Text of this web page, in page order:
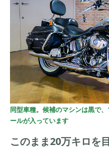
同型車種。候補のマシンは黒で
ールが入っています
このまま20万キロを